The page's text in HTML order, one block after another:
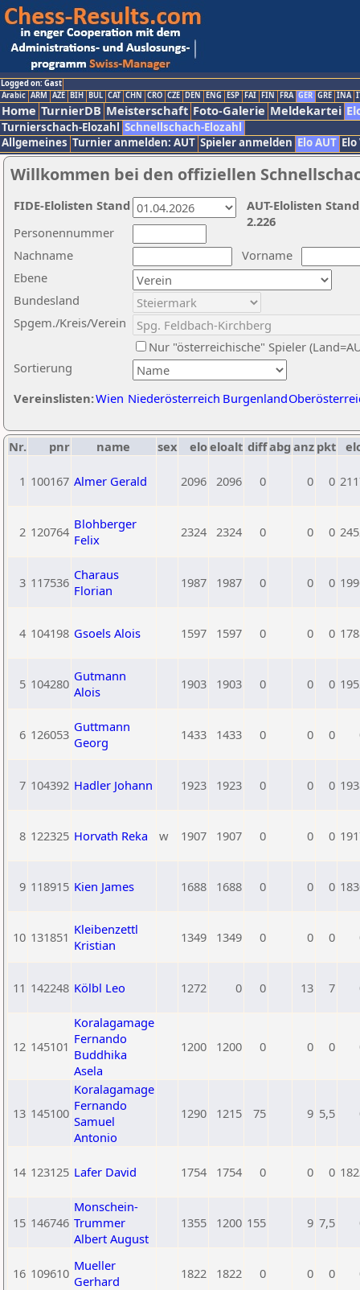
Logged on: Gast
Arabic ARM AZE BIH BUL CAT CHN CRO CZE DEN ENG ESP FAI FIN FRA GER GRE INA
Home TurnierDB Meisterschaft Foto-Galerie Meldekartei
Turnierschach-Elozahl Schnellschach-Elozahl
Allgemeines Turnier anmelden: AUT Spieler anmelden Elo AUT
Willkommen bei den offiziellen
Nachname
Vorname
Ebene
Sortierung
Personennummer
Bundesland
Spgem./Kreis/Verein
Nur "österreichische" Spieler
Vereinslisten:Wien Niederösterreich Burgenland
AUT-Elolisten
2.226
FIDE-Elolisten Stand
Nr. pnr name sex eloeloalt diffabg anz pkt
1 100167 Almer Gerald 2096 2096 0 0 0
2 120764 Blohberger
Felix
2324 2324 0 0 0
3 117536 Charaus
Florian
1987 1987 0 0 0
4 104198 Gsoels Alois 1597 1597 0 0 0
5 104280 Gutmann
Alois
1903 1903 0 0 0
6 126053 Guttmann
Georg
1433 1433 0 0 0
7 104392 Hadler Johann 1923 1923 0 0 0
8 122325 Horvath Reka w 1907 1907 0 0 0
9 118915 Kien James 1688 1688 0 0 0
10 131851 Kleibenzettl
Kristian
1349 1349 0 0 0
11 142248 Kölbl Leo 1272 0 0 13 7
12 145101
Koralagamage
Fernando
Buddhika
Asela
1200 1200 0 0 0
13 145100
Koralagamage
Fernando
Samuel
Antonio
1290 1215 75 9 5,5
14 123125 Lafer David 1754 1754 0 0 0
15 146746
Monschein-
Trummer
Albert August
1355 1200 155 9 7,5
16 109610 Mueller
Gerhard
1822 1822 0 0 0